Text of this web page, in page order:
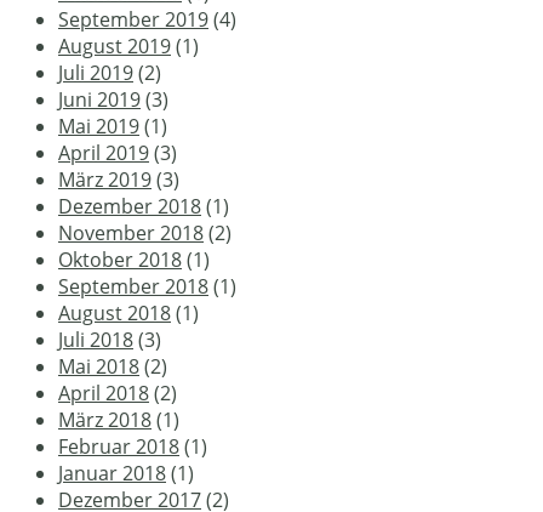
September 2019(4)
August 2019(1)
Juli 2019(2)
Juni 2019(3)
Mai 2019(1)
April 2019(3)
März 2019(3)
Dezember 2018(1)
November 2018(2)
Oktober 2018(1)
September 2018(1)
August 2018(1)
Juli 2018(3)
Mai 2018(2)
April 2018(2)
März 2018(1)
Februar 2018(1)
Januar 2018(1)
Dezember 2017(2)